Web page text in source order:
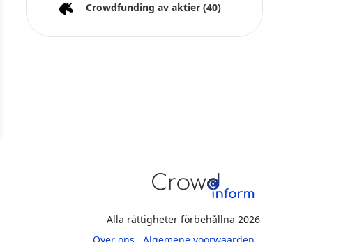
Crowdfunding av aktier (40)
Alla rättigheter förbehållna 2026